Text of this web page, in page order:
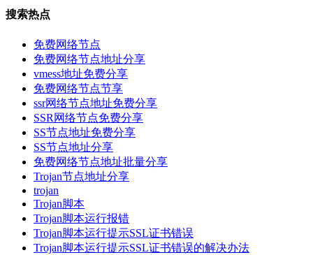
搜索热点
免费网络节点
免费网络节点地址分享
vmess地址免费分享
免费网络节点节享
ssr网络节点地址免费分享
SSR网络节点免费分享
SS节点地址免费分享
SS节点地址分享
免费网络节点地址批量分享
Trojan节点地址分享
trojan
Trojan脚本
Trojan脚本运行报错
Trojan脚本运行提示SSL证书错误
Trojan脚本运行提示SSL证书错误的解决办法